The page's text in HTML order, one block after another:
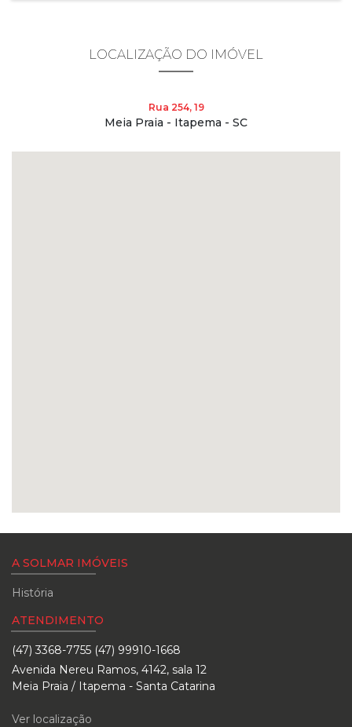
LOCALIZAÇÃO DO IMÓVEL
Rua 254, 19
Meia Praia - Itapema - SC
A SOLMAR IMÓVEIS
História
ATENDIMENTO
(47) 3368-7755 (47) 99910-1668
Avenida Nereu Ramos, 4142, sala 12
Meia Praia / Itapema - Santa Catarina
Ver localização